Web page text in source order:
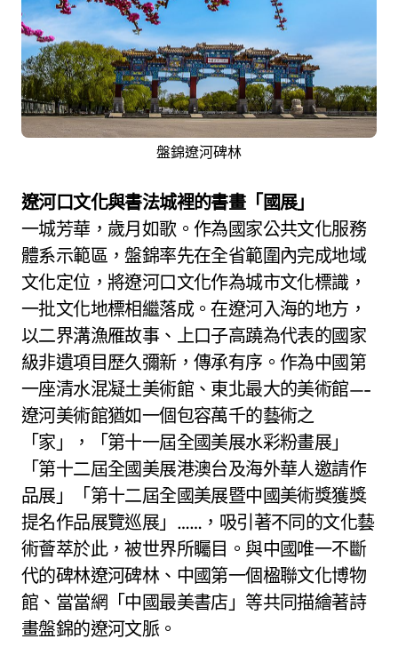
盤錦遼河碑林
遼河口文化與書法城裡的書畫「國展」
一城芳華，歲月如歌。作為國家公共文化服務
體系示範區，盤錦率先在全省範圍內完成地域
文化定位，將遼河口文化作為城市文化標識，
一批文化地標相繼落成。在遼河入海的地方，
以二界溝漁雁故事、上口子高蹺為代表的國家
級非遺項目歷久彌新，傳承有序。作為中國第
一座清水混凝土美術館、東北最大的美術館—-
遼河美術館猶如一個包容萬千的藝術之
「家」，「第十一屆全國美展水彩粉畫展」
「第十二屆全國美展港澳台及海外華人邀請作
品展」「第十二屆全國美展暨中國美術獎獲獎
提名作品展覽巡展」……，吸引著不同的文化藝
術薈萃於此，被世界所矚目。與中國唯一不斷
代的碑林遼河碑林、中國第一個楹聯文化博物
館、當當網「中國最美書店」等共同描繪著詩
畫盤錦的遼河文脈。